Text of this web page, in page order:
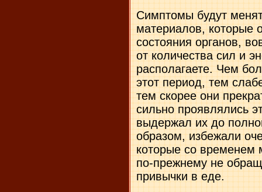
Симптомы будут
материалов, которые
состояния органов,
от количества сил и
располагаете. Чем
этот период, тем
тем скорее они
сильно проявлялись
выдержал их до
образом, избежали
которые со временем
по-прежнему не
привычки в еде.